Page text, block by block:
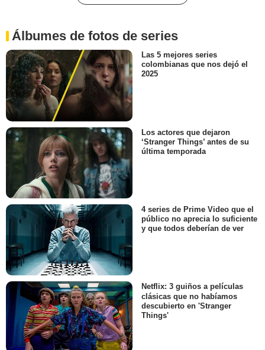
Álbumes de fotos de series
Las 5 mejores series
colombianas que nos dejó el
2025
Los actores que dejaron
‘Stranger Things’ antes de su
última temporada
4 series de Prime Video que el
público no aprecia lo suficiente
y que todos deberían de ver
Netflix: 3 guiños a películas
clásicas que no habíamos
descubierto en 'Stranger
Things'